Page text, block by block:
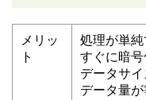
メリッ
ト
処理が単
すぐに暗
データサ
データ量が